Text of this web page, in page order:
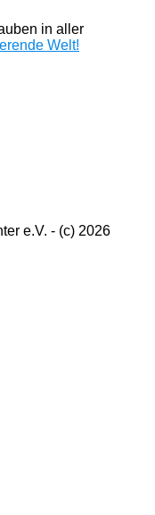
in aller
Welt!
e.V. - (c) 2026